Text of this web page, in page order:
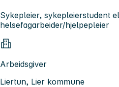
Sykepleier, sykepleierstudent
helsefagarbeider/hjelpepleier
Arbeidsgiver
Liertun, Lier kommune